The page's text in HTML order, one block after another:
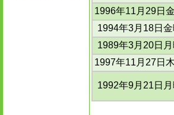
1996年11月29日
1994年3月18日金
1989年3月20日月
1997年11月27日
1992年9月21日月